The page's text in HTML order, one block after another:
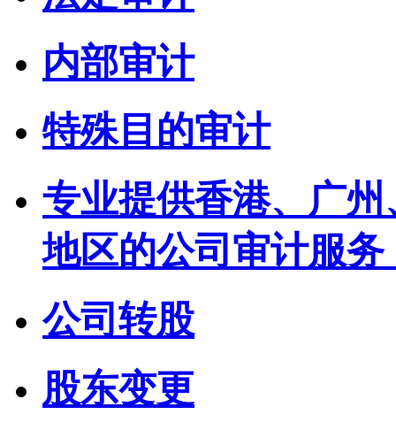
内部审计
特殊目的审计
专业提供香港、广
地区的公司审计服务
公司转股
股东变更